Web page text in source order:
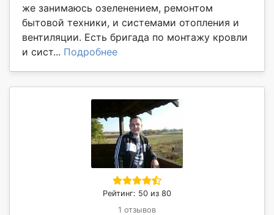
же занимаюсь озеленением, ремонтом
бытовой техники, и системами отопления и
вентиляции. Есть бригада по монтажу кровли
и сист... Подробнее
Рейтинг: 50 из 80
1 отзывов